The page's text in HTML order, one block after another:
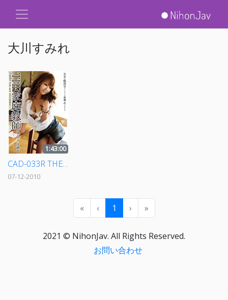
大川すみれ
1:43:00
CAD-033R THE 家庭教師 父と息子に性教育
07-12-2010
« ‹ 1 › »
2021 © NihonJav. All Rights Reserved.
お問い合わせ